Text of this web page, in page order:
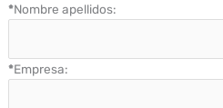
*Nombre apellidos:
*Empresa: